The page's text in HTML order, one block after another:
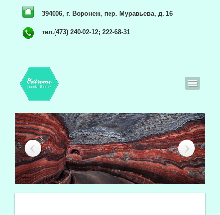
394006, г. Воронеж, пер. Муравьева, д. 16
тел.(473) 240-02-12; 222-68-31